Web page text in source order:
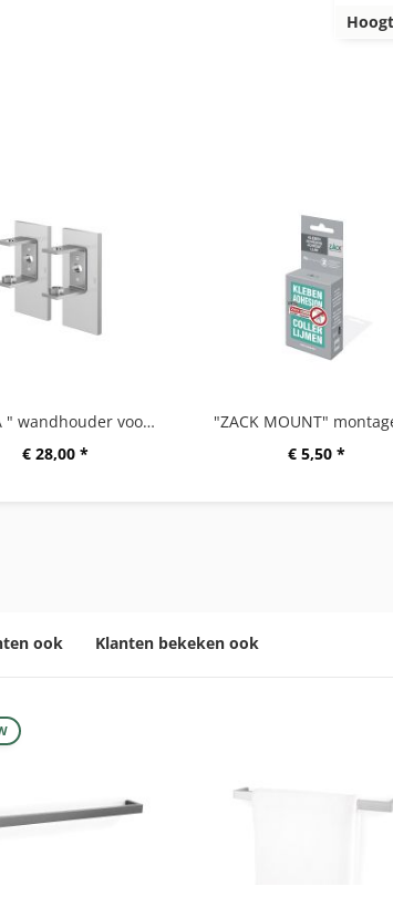
"LINEA " wandhouder voor lijmbev., set/2
€ 28,00 *
€ 5,50 *
ook Klanten bekeken ook